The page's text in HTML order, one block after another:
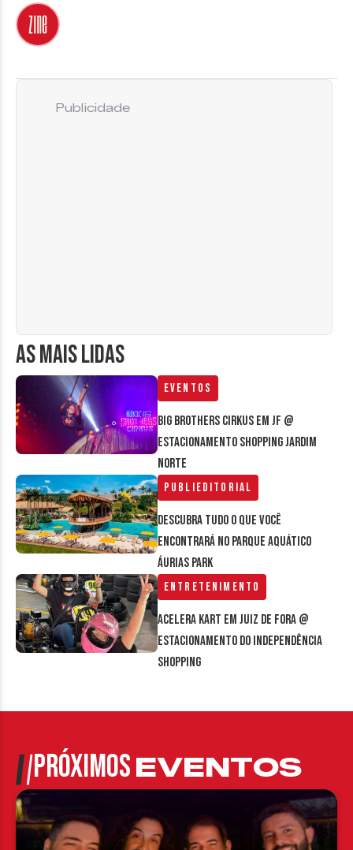
AS MAIS LIDAS
Eventos
Big Brothers Cirkus em JF @
estacionamento Shopping Jardim
Norte
Publieditorial
Descubra tudo o que você
encontrará no parque aquático
Áurias Park
Entretenimento
Acelera Kart em Juiz de Fora @
estacionamento do Independência
Shopping
Publicidade
PRÓXIMOSEVENTOS